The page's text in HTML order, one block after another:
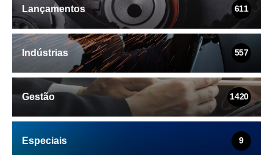
Lançamentos 611
Indústrias 557
Gestão 1420
Especiais 9